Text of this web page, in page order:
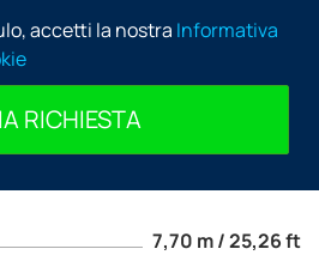
7,70 m / 25,26 ft
accetti la nostra Informativa
RICHIESTA